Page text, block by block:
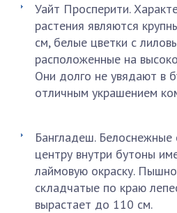
Уайт Просперити.
растения являются
см, белые цветки с
расположенные на
Они долго не увядают в
отличным украшением
Бангладеш. Белоснежные
центру внутри бутоны
лаймовую окраску.
складчатые по краю
вырастает до 110 см.